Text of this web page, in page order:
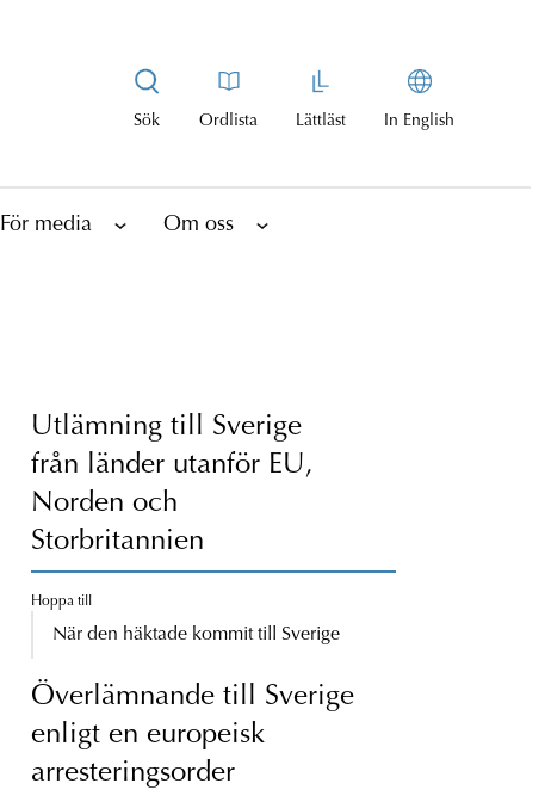
Sök Ordlista Lättläst In English
För media Om oss
Utlämning till Sverige
från länder utanför EU,
Norden och
Storbritannien
Hoppa till
När den häktade kommit till Sverige
Överlämnande till Sverige
enligt en europeisk
arresteringsorder